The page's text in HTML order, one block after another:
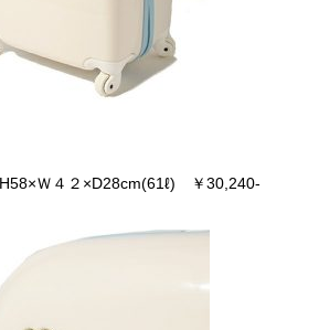
Ｗ４２×D28cm(61ℓ) ￥30,240-